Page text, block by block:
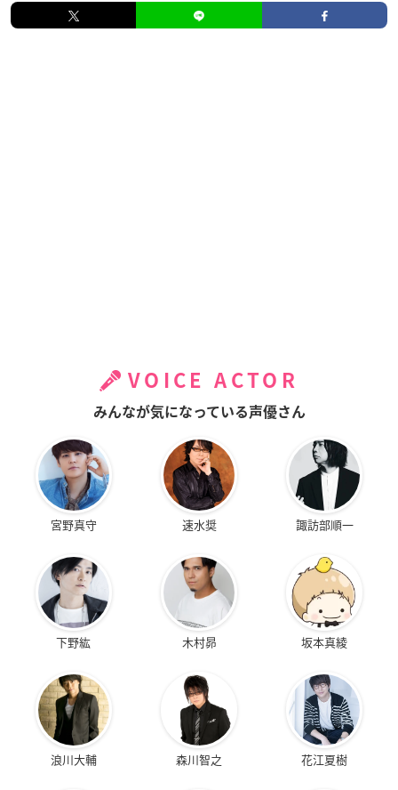
VOICE ACTOR
みんなが気になっている声優さん
宮野真守 速水奨 諏訪部順一
下野紘 木村昴 坂本真綾
浪川大輔 森川智之 花江夏樹